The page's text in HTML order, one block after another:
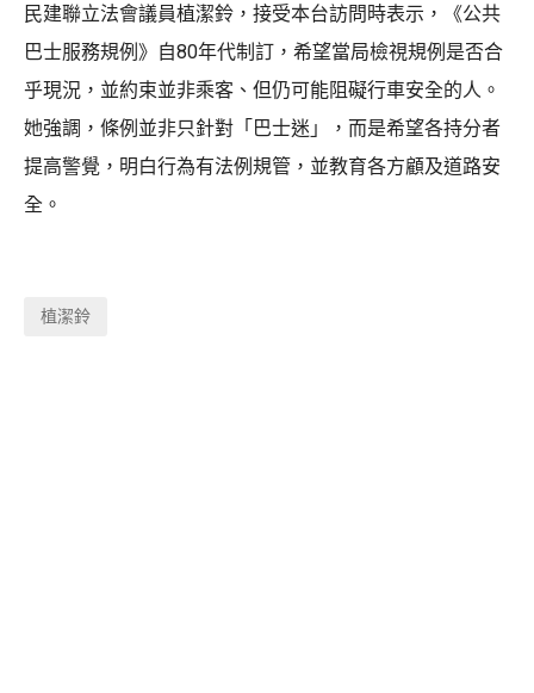
民建聯立法會議員植潔鈴，接受本台訪問時表示，《公共
巴士服務規例》自80年代制訂，希望當局檢視規例是否合
乎現況，並約束並非乘客、但仍可能阻礙行車安全的人。
她強調，條例並非只針對「巴士迷」，而是希望各持分者
提高警覺，明白行為有法例規管，並教育各方顧及道路安
全。
植潔鈴